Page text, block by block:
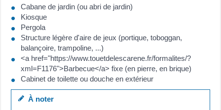
Cabane de jardin (ou abri de jardin)
Kiosque
Pergola
Structure légère d'aire de jeux (portique, toboggan,
balançoire, trampoline, ...)
<a href="https://www.touetdelescarene.fr/formalites/?
xml=F1176">Barbecue</a> fixe (en pierre, en brique)
Cabinet de toilette ou douche en extérieur
À noter